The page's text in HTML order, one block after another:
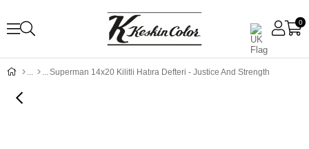
0
Superman 14x20 Kilitli Hatıra Defteri - Justice And Strength